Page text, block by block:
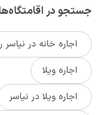
جستجو در
اجاره خانه در نیاسر
اجاره ویلا
اجاره ویلا در نیاسر